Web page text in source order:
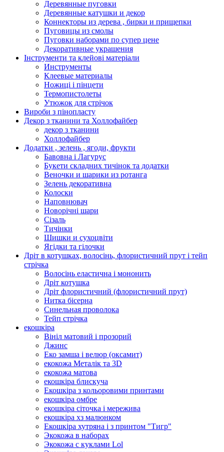
Деревянные пуговки
Деревянные катушки и декор
Коннекторы из дерева , бирки и прищепки
Пуговицы из смолы
Пуговки наборами по супер цене
Декоративные украшения
Інструменти та клейові матеріали
Инструменты
Клеевые материалы
Ножиці і пінцети
Термопистолеты
Утюжок для стрічок
Вироби з пінопласту
Декор з тканини та Холлофайбер
декор з тканини
Холлофайбер
Додатки , зелень , ягоди, фрукти
Бавовна і Лагурус
Букети складних тичінок та додатки
Веночки и шарики из ротанга
Зелень декоративна
Колоски
Наповнювач
Новорічні шари
Сізаль
Тичінки
Шишки и сухоцвіти
Ягідки та гілочки
Дріт в котушках, волосінь, флористичний прут і тейп
стрічка
Волосінь еластична і мононить
Дріт котушка
Дріт флористичний (флористичний прут)
Нитка бісерна
Синельная проволока
Тейп стрічка
екошкіра
Вініл матовий і прозорий
Джинс
Еко замша і велюр (оксамит)
екокожа Металік та 3D
екокожа матова
екошкіра блискуча
Екошкіра з кольоровими принтами
екошкіра омбре
екошкіра сіточка і мережива
екошкіра хз малюнком
Екошкіра хутряна і з принтом "Тигр"
Экокожа в наборах
Экокожа с куклами Lol